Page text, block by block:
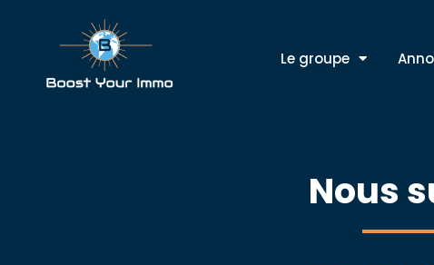
Le groupe
Nous